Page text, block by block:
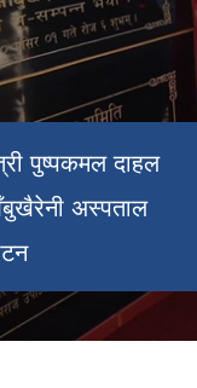
पुष्पकमल दाहल
अस्पताल